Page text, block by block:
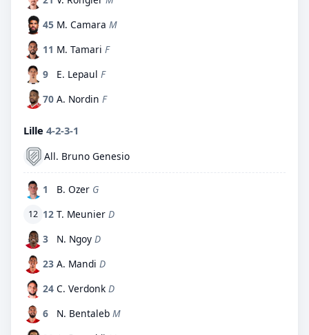
45 M. Camara M
11 M. Tamari F
9
E. Lepaul F
70 A. Nordin F
Lille 4-2-3-1
All. Bruno Genesio
1 B. Ozer G
12 12 T. Meunier D
3
N. Ngoy D
23 A. Mandi D
24 C. Verdonk D
6
N. Bentaleb M